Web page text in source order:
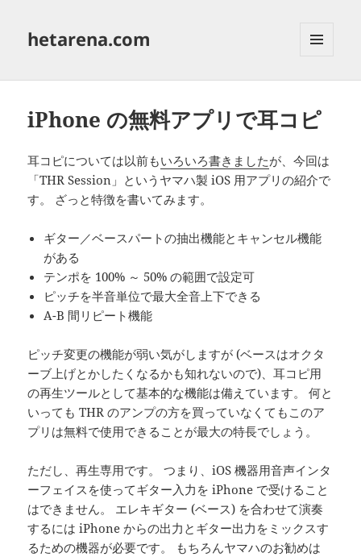
hetarena.com
ーとウ
ット
iPhone の無料アプリで耳コピ
耳コピについては以前もいろいろ書きましたが、今回は
「THR Session」というヤマハ製 iOS 用アプリの紹介で
す。 ざっと特徴を書いてみます。
ギター／ベースパートの抽出機能とキャンセル機能
がある
テンポを 100% ～ 50% の範囲で設定可
ピッチを半音単位で最大全音上下できる
A-B 間リピート機能
ピッチ変更の機能が弱い気がしますが (ベースはオクタ
ーブ上げとかしたくなるかも知れないので)、耳コピ用
の再生ツールとして基本的な機能は備えています。 何と
いっても THR のアンプの方を買っていなくてもこのア
プリは無料で使用できることが最大の特長でしょう。
ただし、再生専用です。 つまり、iOS 機器用音声インタ
ーフェイスを使ってギター入力を iPhone で受けること
はできません。 エレキギター (ベース) を合わせて演奏
するには iPhone からの出力とギター出力をミックスす
るための機器が必要です。 もちろんヤマハのお勧めは